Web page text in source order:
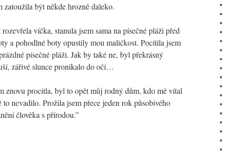
být někde hrozně daleko.
víčka, stanula jsem sama na písečné pláži před
a pohodlné boty opustily mou maličkost. Pocítila jsem
písečné pláži. Jak by také ne, byl překrásný
zářivé slunce pronikalo do očí…
procitla, byl to opět můj rodný dům, kdo mě vítal
nevadilo. Prožila jsem přece jeden rok působivého
člověka s přírodou.”